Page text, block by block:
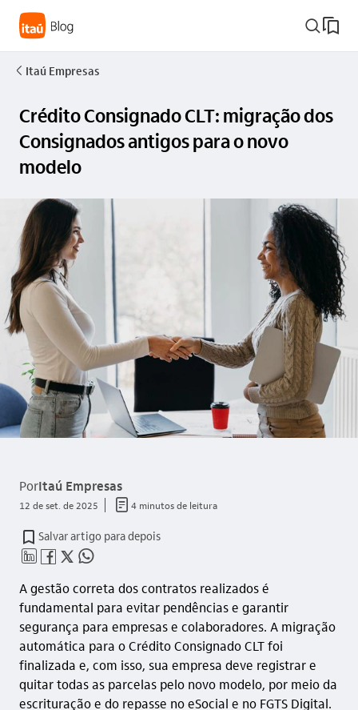
busca_outline
seta_esquerda Itaú Empresas
Crédito Consignado CLT: migração dos
Consignados antigos para o novo
modelo
PorItaú Empresas
12 de set. de 2025 documento_outline 4 minutos de leitura
Salvar artigo para depois
linkedin_base facebook_outline twitter_outline whatsapp_outline
A gestão correta dos contratos realizados é
fundamental para evitar pendências e garantir
segurança para empresas e colaboradores. A migração
automática para o Crédito Consignado CLT foi
finalizada e, com isso, sua empresa deve registrar e
quitar todas as parcelas pelo novo modelo, por meio da
escrituração e do repasse no eSocial e no FGTS Digital.